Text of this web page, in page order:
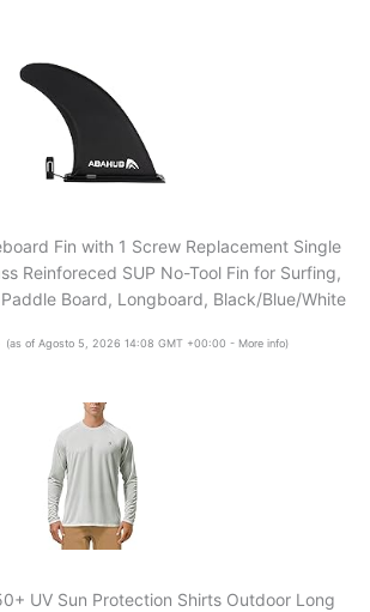
Fin with 1 Screw Replacement Single
Reinforeced SUP No-Tool Fin for Surfing,
Board, Longboard, Black/Blue/White
(as of Agosto 5, 2026 14:08 GMT +00:00 - More info)
UV Sun Protection Shirts Outdoor Long